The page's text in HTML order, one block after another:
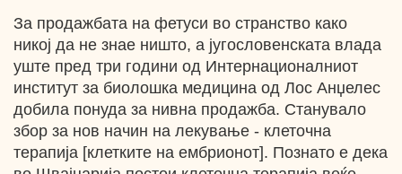
За продажбата на фетуси во странство како
никој да не знае ништо, а југословенската влада
уште пред три години од Интернационалниот
институт за биолошка медицина од Лос Анџелес
добила понуда за нивна продажба. Станувало
збор за нов начин на лекување - клеточна
терапија [клетките на ембрионот]. Познато е дека